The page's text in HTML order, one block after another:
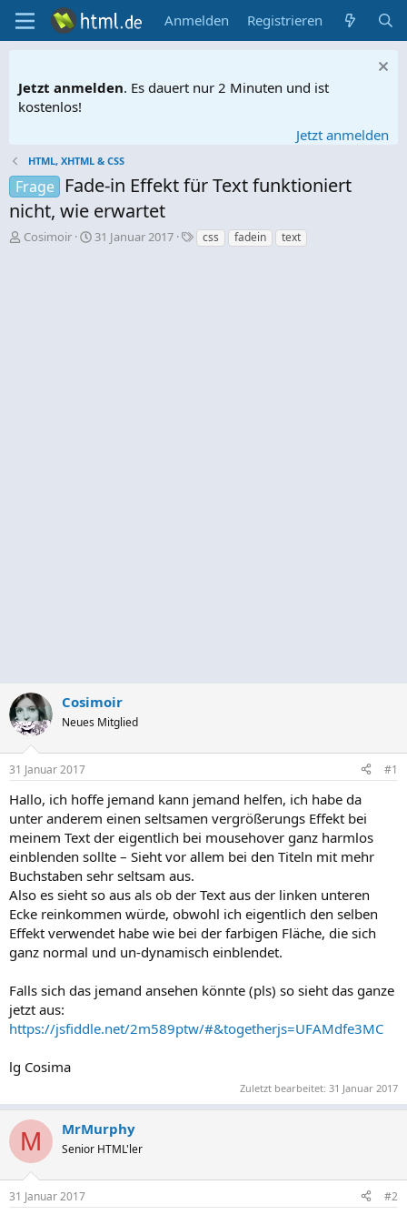
Anmelden Registrieren
Jetzt anmelden. Es dauert nur 2 Minuten und ist
kostenlos!
Jetzt anmelden
HTML, XHTML & CSS
Frage
Fade-in Effekt für Text funktioniert
nicht, wie erwartet
E
Cosimoir
E
31 Januar 2017
S
c
css fadein text
Cosimoir
Neues Mitglied
31 Januar 2017 #1
Hallo, ich hoffe jemand kann jemand helfen, ich habe da
unter anderem einen seltsamen vergrößerungs Effekt bei
meinem Text der eigentlich bei mousehover ganz harmlos
einblenden sollte – Sieht vor allem bei den Titeln mit mehr
Buchstaben sehr seltsam aus.
Also es sieht so aus als ob der Text aus der linken unteren
Ecke reinkommen würde, obwohl ich eigentlich den selben
Effekt verwendet habe wie bei der farbigen Fläche, die sich
ganz normal und un-dynamisch einblendet.
Falls sich das jemand ansehen könnte (pls) so sieht das ganze
jetzt aus:
https://jsfiddle.net/2m589ptw/#&togetherjs=UFAMdfe3MC
lg Cosima
Zuletzt bearbeitet: 31 Januar 2017
M MrMurphy
Senior HTML'ler
31 Januar 2017 #2